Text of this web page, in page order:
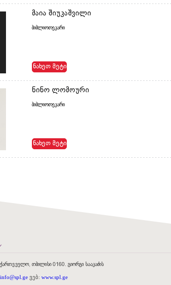
მაია შიუკაშვილი
ბიბლიოთეკარი
ნახეთ მეტი
ნინო ლომოური
ბიბლიოთეკარი
ნახეთ მეტი
თბილისი 0160. გიორგი სააკაძის
info@spl.ge ვებ: www.spl.ge